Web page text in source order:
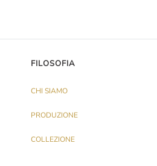
FILOSOFIA
CHI SIAMO
PRODUZIONE
COLLEZIONE